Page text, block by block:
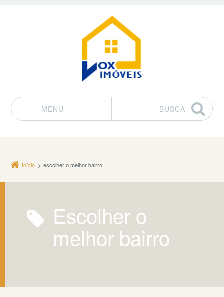
MENU
BUSCA
Início escolher o melhor bairro
escolher o
melhor bairro